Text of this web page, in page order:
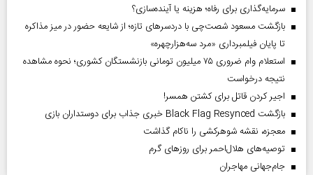
سرمایه‌گذاری برای رفاه؛ هزینه یا آینده‌سازی؟
بازگشت مسعود شصت‌چی با دردسر‌های تازه؛ از شایعه حضور در میز مذاکره
تا پایان فیلمبرداری «مرد سه‌هزارچهره»
استعلام وام ضروری ۷۵ میلیون تومانی بازنشستگان کشوری؛ نحوه مشاهده
نتیجه درخواست
اجیر کردن قاتل برای کشتن همسر!
بازگشت Black Flag Resynced خبری جذاب برای دوستداران بازی
معجزه، نقشه شوهرکشی را ناکام گذاشت
توصیه‌های هلال‌احمر برای روز‌های گرم
جام‌جهانی مهاجران